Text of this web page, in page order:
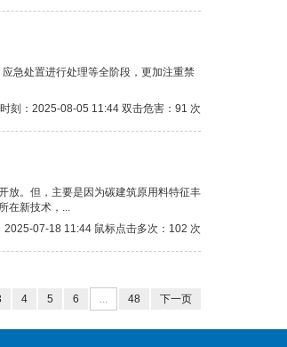
急处置进行处理等全阶段，更加注重禁
刻：2025-08-05 11:44 双击危害：91 次
放。但，主要是因为碳建筑原用料特征丰
在新技术，...
2025-07-18 11:44 鼠标点击多次：102 次
4 5 6 ... 48 下一页